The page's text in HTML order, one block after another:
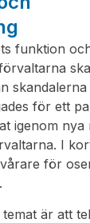
funktion
för ett
igenom nya
I
för
är att